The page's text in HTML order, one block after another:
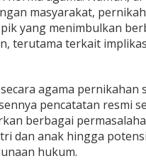
c
e
g
a
a
m
p
a
k
N
masyarakat,
yang menimbulkan
terutama terkait
agama pernikahan
pencatatan resmi
berbagai
dan anak hingga potensi
hukum.